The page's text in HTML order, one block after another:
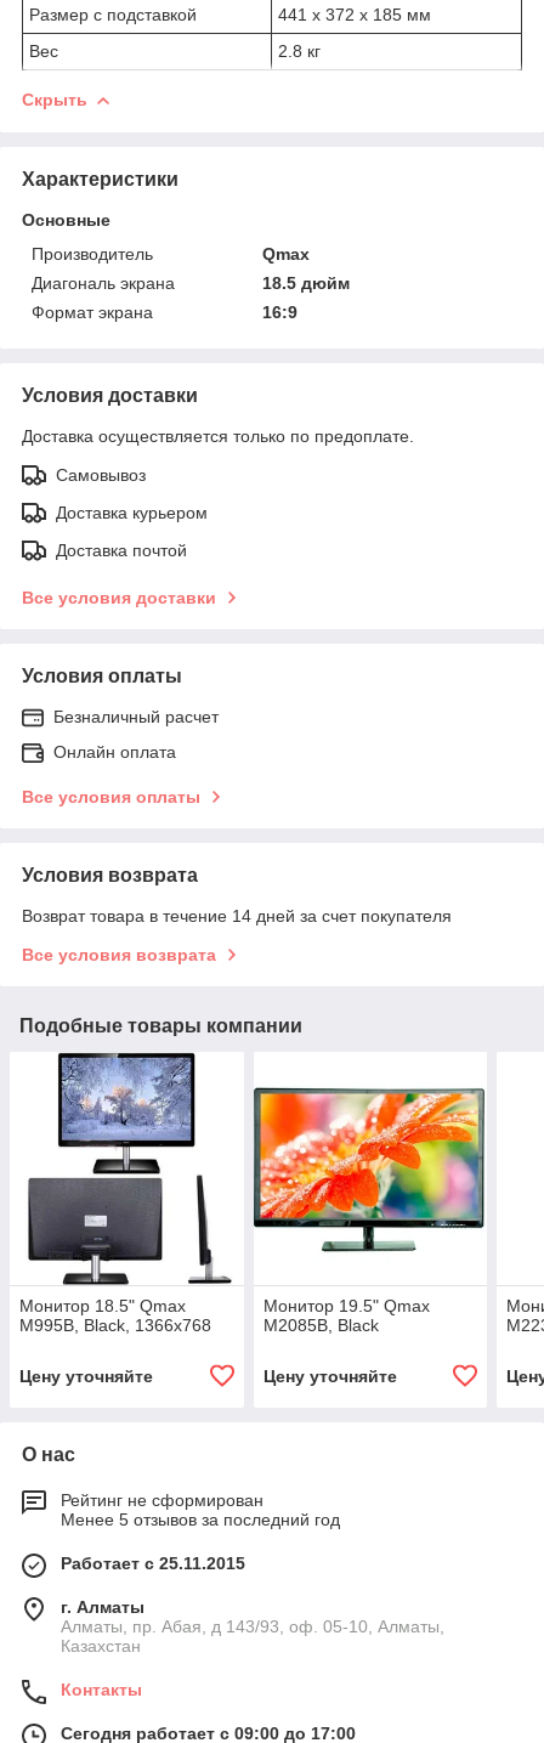
Размер с подставкой
441 x 372 x 185 мм
Вес
2.8 кг
Скрыть
Характеристики
Основные
Производитель
Qmax
Диагональ экрана
18.5 дюйм
Формат экрана
16:9
Условия доставки
Доставка осуществляется только по предоплате.
Самовывоз
Доставка курьером
Доставка почтой
Все условия доставки
Условия оплаты
Безналичный расчет
Онлайн оплата
Все условия оплаты
Условия возврата
Возврат товара в течение 14 дней за счет покупателя
Все условия возврата
Подобные товары компании
Монитор 18.5" Qmax
M995B, Black, 1366x768
Цену уточняйте
Монитор 19.5" Qmax
M2085B, Black
Цену уточняйте
О нас
Рейтинг не сформирован
Менее 5 отзывов за последний год
Работает с 25.11.2015
г. Алматы
Алматы, пр. Абая, д 143/93, оф. 05-10, Алматы,
Казахстан
Контакты
Сегодня работает с 09:00 до 17:00